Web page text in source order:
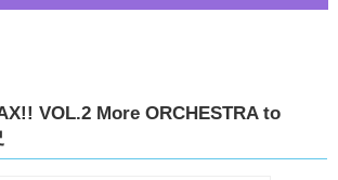
VOL.2 More ORCHESTRA to